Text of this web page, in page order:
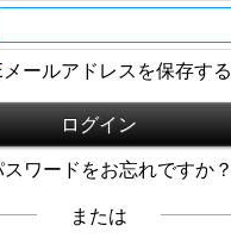
メールアドレスを保存する
スワードをお忘れですか？
または